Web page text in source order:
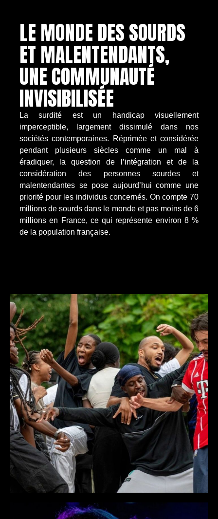
LE MONDE DES SOURDS
ET MALENTENDANTS,
UNE COMMUNAUTÉ
INVISIBILISÉE
La surdité est un handicap visuellement
imperceptible, largement dissimulé dans nos
sociétés contemporaines. Réprimée et considérée
pendant plusieurs siècles comme un mal à
éradiquer, la question de l’intégration et de la
considération des personnes sourdes et
malentendantes se pose aujourd’hui comme une
priorité pour les individus concernés. On compte 70
millions de sourds dans le monde et pas moins de 6
millions en France, ce qui représente environ 8 %
de la population française.